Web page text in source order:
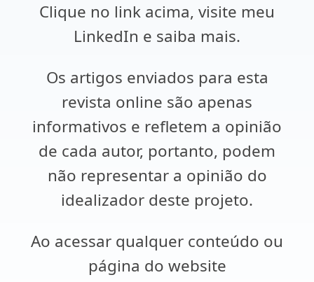
Clique no link acima, visite meu
LinkedIn e saiba mais.
Os artigos enviados para esta
revista online são apenas
informativos e refletem a opinião
de cada autor, portanto, podem
não representar a opinião do
idealizador deste projeto.
Ao acessar qualquer conteúdo ou
página do website